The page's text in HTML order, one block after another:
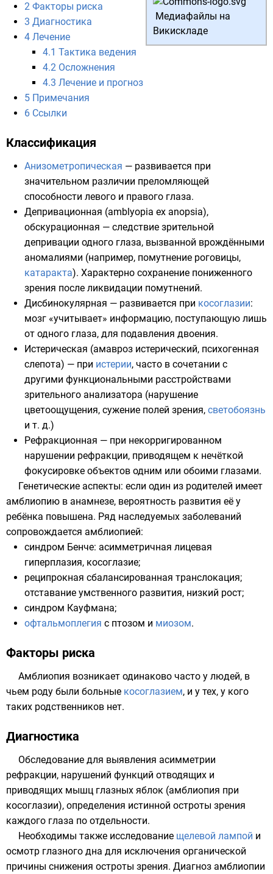
Медиафайлы на
Викискладе
2 Факторы риска
3 Диагностика
4 Лечение
4.1 Тактика ведения
4.2 Осложнения
4.3 Лечение и прогноз
5 Примечания
6 Ссылки
Классификация
Анизометропическая — развивается при
значительном различии преломляющей
способности левого и правого глаза.
Депривационная (amblyopia ex anopsia),
обскурационная — следствие зрительной
депривации одного глаза, вызванной врождёнными
аномалиями (например, помутнение роговицы,
катаракта). Характерно сохранение пониженного
зрения после ликвидации помутнений.
Дисбинокулярная — развивается при косоглазии:
мозг «учитывает» информацию, поступающую лишь
от одного глаза, для подавления двоения.
Истерическая (амавроз истерический, психогенная
слепота) — при истерии, часто в сочетании с
другими функциональными расстройствами
зрительного анализатора (нарушение
цветоощущения, сужение полей зрения, светобоязнь
и т. д.)
Рефракционная — при некорригированном
нарушении рефракции, приводящем к нечёткой
фокусировке объектов одним или обоими глазами.
Генетические аспекты: если один из родителей имеет
амблиопию в анамнезе, вероятность развития её у
ребёнка повышена. Ряд наследуемых заболеваний
сопровождается амблиопией:
синдром Бенче: асимметричная лицевая
гиперплазия, косоглазие;
реципрокная сбалансированная транслокация;
отставание умственного развития, низкий рост;
синдром Кауфмана;
офтальмоплегия с птозом и миозом.
Факторы риска
Амблиопия возникает одинаково часто у людей, в
чьем роду были больные косоглазием, и у тех, у кого
таких родственников нет.
Диагностика
Обследование для выявления асимметрии
рефракции, нарушений функций отводящих и
приводящих мышц глазных яблок (амблиопия при
косоглазии), определения истинной остроты зрения
каждого глаза по отдельности.
Необходимы также исследование щелевой лампой и
осмотр глазного дна для исключения органической
причины снижения остроты зрения. Диагноз амблиопии